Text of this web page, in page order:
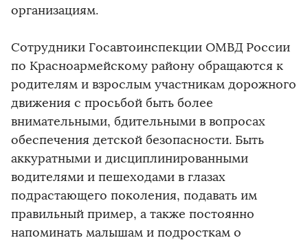
организациям.
Сотрудники Госавтоинспекции ОМВД России
по Красноармейскому району обращаются к
родителям и взрослым участникам дорожного
движения с просьбой быть более
внимательными, бдительными в вопросах
обеспечения детской безопасности. Быть
аккуратными и дисциплинированными
водителями и пешеходами в глазах
подрастающего поколения, подавать им
правильный пример, а также постоянно
напоминать малышам и подросткам о